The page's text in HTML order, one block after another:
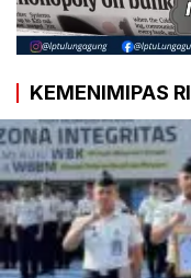
KEMENIMIPAS RI